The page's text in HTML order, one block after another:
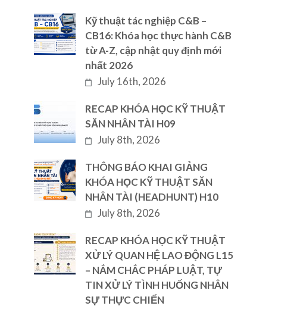
Kỹ thuật tác nghiệp C&B –
CB16: Khóa học thực hành C&B
từ A-Z, cập nhật quy định mới
nhất 2026
July 16th, 2026
RECAP KHÓA HỌC KỸ THUẬT
SĂN NHÂN TÀI H09
July 8th, 2026
THÔNG BÁO KHAI GIẢNG
KHÓA HỌC KỸ THUẬT SĂN
NHÂN TÀI (HEADHUNT) H10
July 8th, 2026
RECAP KHÓA HỌC KỸ THUẬT
XỬ LÝ QUAN HỆ LAO ĐỘNG L15
– NẮM CHẮC PHÁP LUẬT, TỰ
TIN XỬ LÝ TÌNH HUỐNG NHÂN
SỰ THỰC CHIẾN